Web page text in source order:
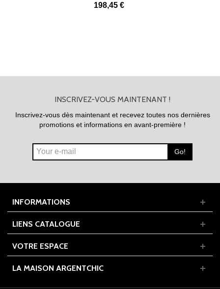
198,45 €
INSCRIVEZ-VOUS MAINTENANT !
Inscrivez-vous dès maintenant et recevez toutes nos dernières
promotions et informations en avant-première !
Go!
INFORMATIONS
LIENS CATALOGUE
VOTRE ESPACE
LA MAISON ARGENTCHIC